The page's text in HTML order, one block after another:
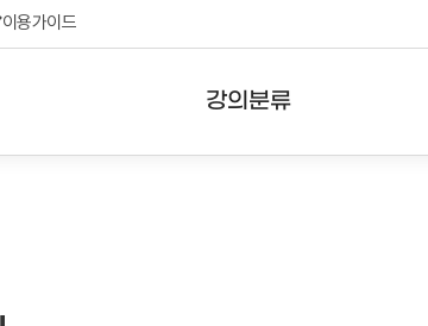
이용가이드
강의분류